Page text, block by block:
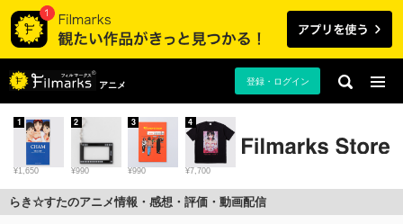
アニメ 登録・ログイン
¥1,650
1
¥990
2
¥990
3
¥7,700
4
らき☆すたのアニメ情報・感想・評価・動画配信